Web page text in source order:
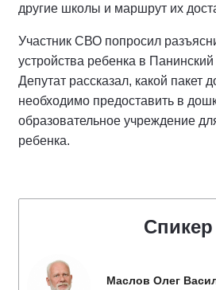
другие школы и маршрут их
Участник СВО попросил
устройства ребенка в Панинский
Депутат рассказал, какой пакет
необходимо предоставить в
образовательное учреждение
ребенка.
Спикер
Маслов Олег